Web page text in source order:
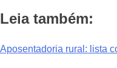
Leia também:
Aposentadoria rural: lista